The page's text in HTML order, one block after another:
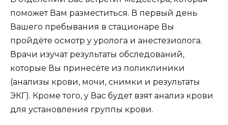
поможет Вам разместиться. В первый день
Вашего пребывания в стационаре Вы
пройдёте осмотр у уролога и анестезиолога.
Врачи изучат результаты обследований,
которые Вы принесёте из поликлиники
(анализы крови, мочи, снимки и результаты
ЭКГ). Кроме того, у Вас будет взят анализ крови
для установления группы крови.